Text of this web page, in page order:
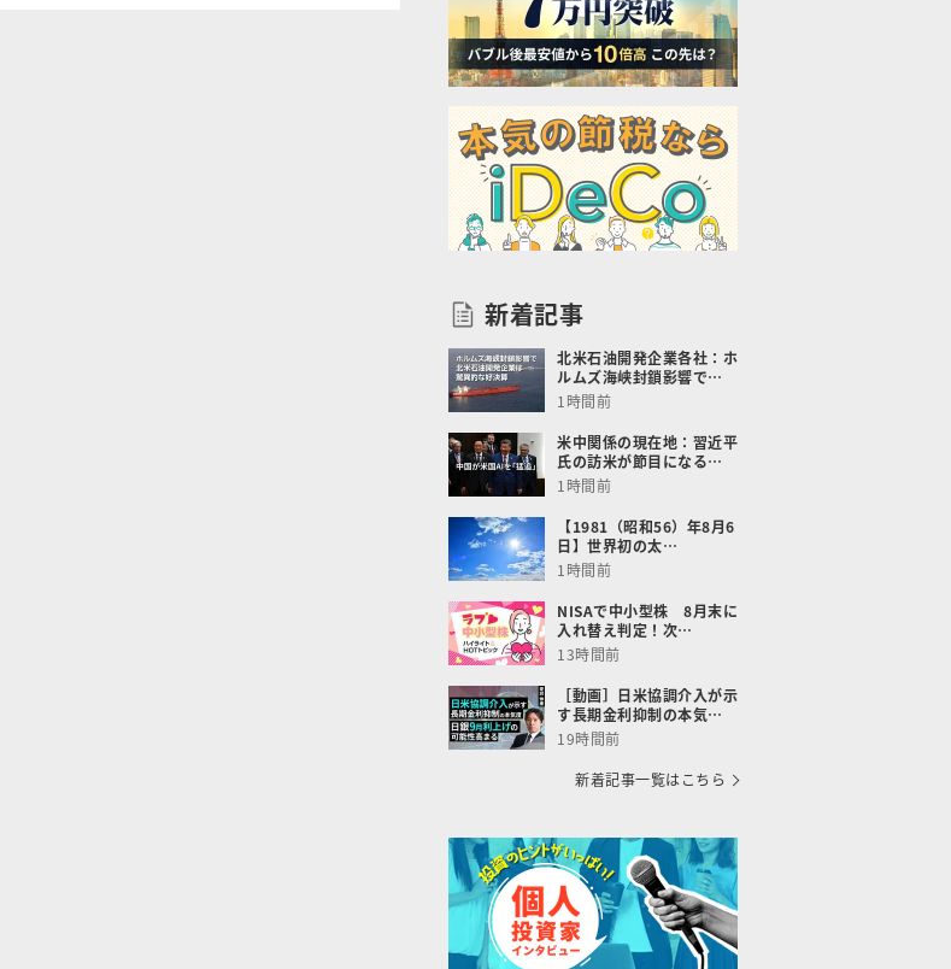
新着記事
北米石油開発企業各社：ホ
ルムズ海峡封鎖影響で…
1時間前
米中関係の現在地：習近平
氏の訪米が節目になる…
1時間前
【1981（昭和56）年8月6
日】世界初の太…
1時間前
NISAで中小型株 8月末に
入れ替え判定！次…
13時間前
［動画］日米協調介入が示
す長期金利抑制の本気…
19時間前
新着記事一覧はこちら